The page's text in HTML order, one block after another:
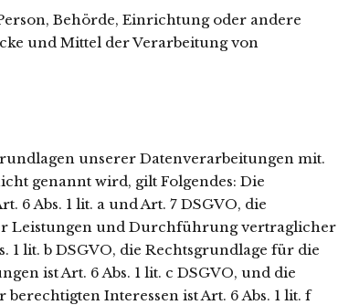
Behörde, Einrichtung oder andere
und Mittel der Verarbeitung von
unserer Datenverarbeitungen mit.
genannt wird, gilt Folgendes: Die
Abs. 1 lit. a und Art. 7 DSGVO, die
Leistungen und Durchführung vertraglicher
1 lit. b DSGVO, die Rechtsgrundlage für die
ist Art. 6 Abs. 1 lit. c DSGVO, und die
Interessen ist Art. 6 Abs. 1 lit. f